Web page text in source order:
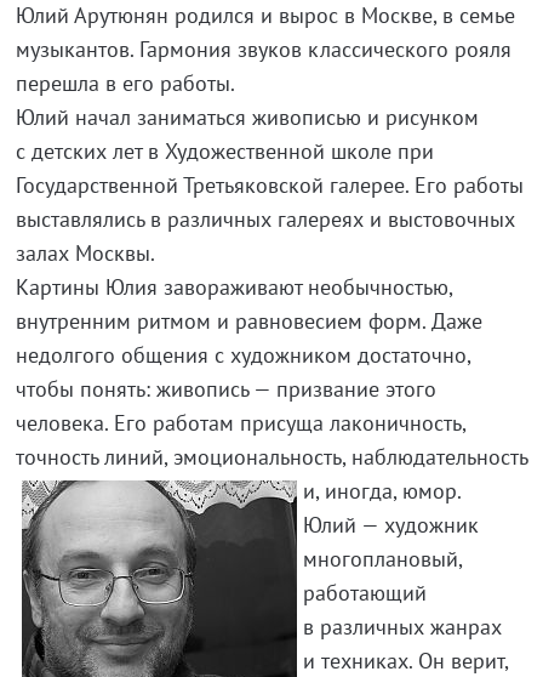
Юлий Арутюнян родился и вырос в Москве, в семье
музыкантов. Гармония звуков классического рояля
перешла в его работы.
Юлий начал заниматься живописью и рисунком
с детских лет в Художественной школе при
Государственной Третьяковской галерее. Его работы
выставлялись в различных галереях и выстовочных
залах Москвы.
Картины Юлия завораживают необычностью,
внутренним ритмом и равновесием форм. Даже
недолгого общения с художником достаточно,
чтобы понять: живопись — призвание этого
человека. Его работам присуща лаконичность,
точность линий, эмоциональность, наблюдательность
и, иногда, юмор.
Юлий — художник
многоплановый,
работающий
в различных жанрах
и техниках. Он верит,